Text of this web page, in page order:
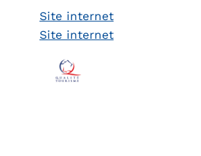
Site internet
Site internet